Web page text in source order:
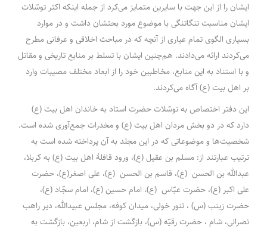
ایشان را از این جهت با سایرین متمایز می‌کرد از جمله اینکه اکثر توسّلات
ایشان مناسبت تنگاتنگی با موضوع مورد بحثشان داشت و در موارد
بسیاری الگوی تمام عیاری از آنچه که در مباحث اخلاقی و عرفانی مطرح
می‌کردند ارائه می‌دادند. هم‌چنین ایشان با تسلط بر منابع تاریخی و مقاتل
و با استناد به این منابع، مخاطبین خود را از ابعاد مختلف مصیبات وارد
بر اهل بیت (ع) آگاه می‌کردند.
این دفتر اختصاص به توسّلات حضرت استاد به خاندان اهل بیت (ع)
دارد که در دو بخش مردان اهل بیت (ع) و مخدرات جمع‌آوری شده است.
شخصیت‌ها و موضوعاتی که در این مجلد به آن پرداخته شده است به
ترتیب عبارتند از: مسلم بن عقیل (ع)، ورود قافلۀ اهل بیت (ع) به کربلا،
عبدالله بن الحسن (ع)، قاسم بن الحسن (ع)، علی اصغر(ع)، حضرت
علی اکبر (ع)، حضرت عبّاس (ع)، امام حسین (ع)، امام سجّاد (ع)،
حضرت زینب (س) ، تنور خولی، میدان کوفه، مجلس عبیدالله، دیر راهب
نصرانی، شام ، حضرت رقیّه (س)، بازگشت از شام، اربعین، بازگشت به